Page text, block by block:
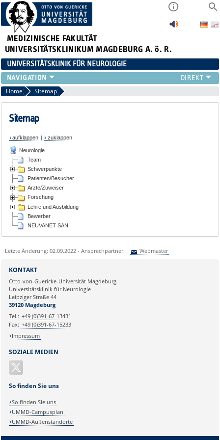
MEDIZINISCHE FAKULTÄT
UNIVERSITÄTSKLINIKUM MAGDEBURG A. ö. R.
UNIVERSITÄTSKLINIK FÜR NEUROLOGIE
TEAM
SCHWERPUNKTE
PATIENTEN/BESUCHER
FORSCHUNG
LEHRE UND AUSBILDUNG
BEWERBER
NEUVANET SAN
Home Sitemap
Sitemap
aufklappen | zuklappen
Neurologie
Team
Schwerpunkte
Patienten/Besucher
Ärzte/Zuweiser
Forschung
Lehre und Ausbildung
Bewerber
NEUVANET SAN
Letzte Änderung: 02.09.2022 - Ansprechpartner: Webmaster
Ihre E-Mailadresse:
Ihr Anliegen:
Sicherheitsabfrage:
SOZIALE MEDIEN
KONTAKT
Otto-von-Guericke-Universität Magdeburg
Universitätsklinik für Neurologie
Leipziger Straße 44
39120 Magdeburg
Tel.: +49 (0)391-67-13431
Fax: +49 (0)391-67-15233
Impressum
So finden Sie uns
So finden Sie uns
UMMD-Campusplan
UMMD-Außenstandorte